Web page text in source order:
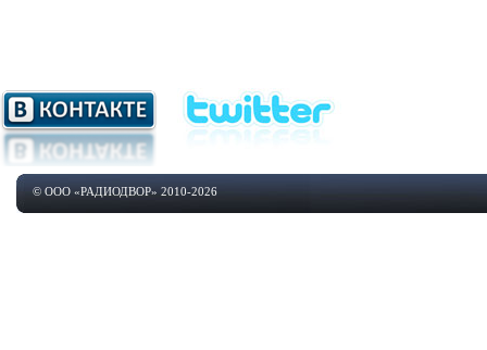
© ООО «РАДИОДВОР» 2010-2026